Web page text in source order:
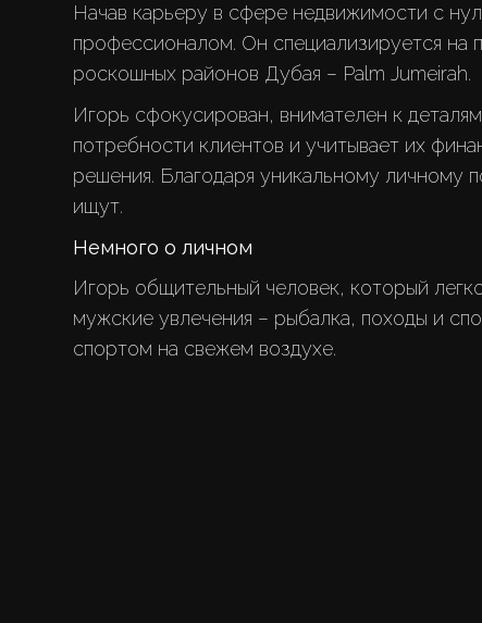
Начав карьеру в сфере недвижимости с
профессионалом. Он специализируется на
Игорь сфокусирован, внимателен к
потребности клиентов и учитывает их
решения. Благодаря уникальному личному
Немного о личном
Игорь общительный человек, который
мужские увлечения – рыбалка, походы и
спортом на свежем воздухе.